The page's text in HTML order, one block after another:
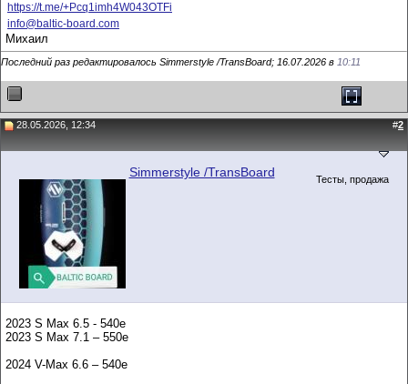
https://t.me/+Pcq1imh4W043OTFi
info@baltic-board.com
Михаил
Последний раз редактировалось Simmerstyle /TransBoard; 16.07.2026 в 10:11
28.05.2026, 12:34 #2
Simmerstyle /TransBoard Тесты, продажа
2023 S Max 6.5 - 540e
2023 S Max 7.1 – 550e
2024 V-Max 6.6 – 540e